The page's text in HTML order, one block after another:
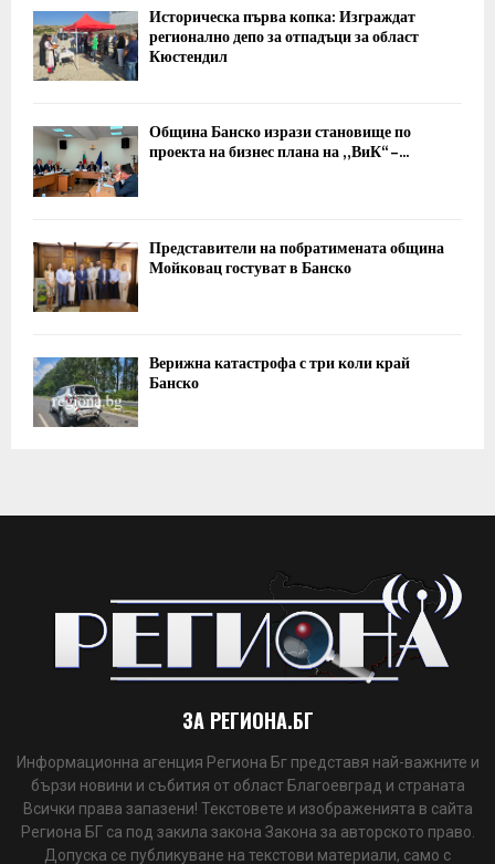
Историческа първа копка: Изграждат
регионално депо за отпадъци за област
Кюстендил
Община Банско изрази становище по
проекта на бизнес плана на „ВиК“ –...
Представители на побратимената община
Мойковац гостуват в Банско
Верижна катастрофа с три коли край
Банско
ЗА РЕГИОНА.БГ
Информационна агенция Региона Бг представя най-важните и
бързи новини и събития от област Благоевград и страната
Всички права запазени! Текстовете и изображенията в сайта
Региона БГ са под закила закона Закона за авторското право.
Допуска се публикуване на текстови материали, само с